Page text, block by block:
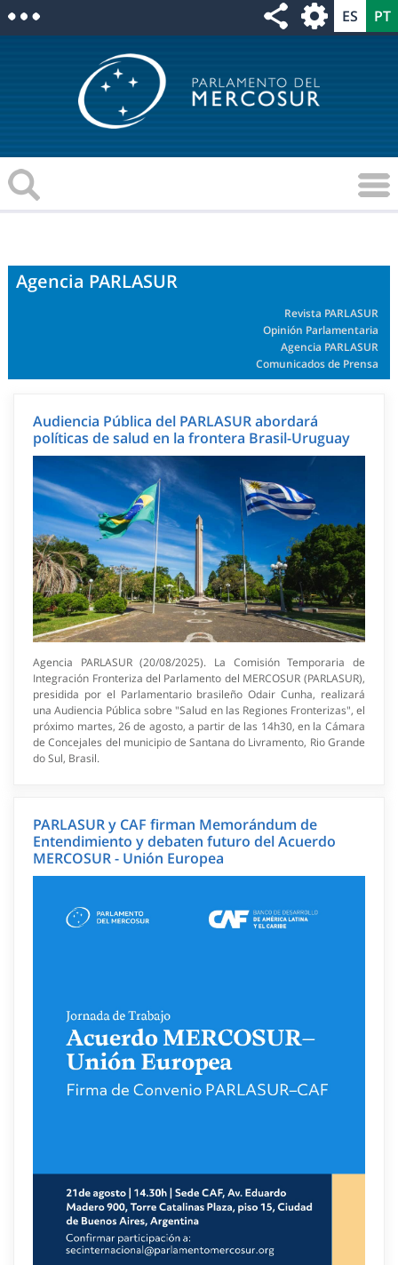
Agencia PARLASUR
Revista PARLASUR
Opinión Parlamentaria
Agencia PARLASUR
Comunicados de Prensa
Audiencia Pública del PARLASUR abordará
políticas de salud en la frontera Brasil-Uruguay
Agencia PARLASUR (20/08/2025). La Comisión Temporaria de
Integración Fronteriza del Parlamento del MERCOSUR (PARLASUR),
presidida por el Parlamentario brasileño Odair Cunha, realizará
una Audiencia Pública sobre "Salud en las Regiones Fronterizas", el
próximo martes, 26 de agosto, a partir de las 14h30, en la Cámara
de Concejales del municipio de Santana do Livramento, Rio Grande
do Sul, Brasil.
PARLASUR y CAF firman Memorándum de
Entendimiento y debaten futuro del Acuerdo
MERCOSUR - Unión Europea